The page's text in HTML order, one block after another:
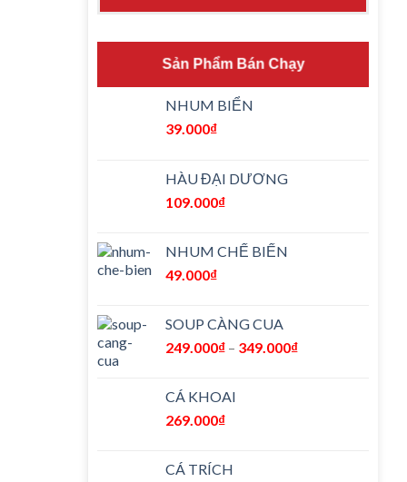
Sản Phẩm Bán Chạy
NHUM BIỂN
39.000₫
HÀU ĐẠI DƯƠNG
109.000₫
NHUM CHẾ BIẾN
49.000₫
SOUP CÀNG CUA
249.000₫ – 349.000₫
CÁ KHOAI
269.000₫
CÁ TRÍCH